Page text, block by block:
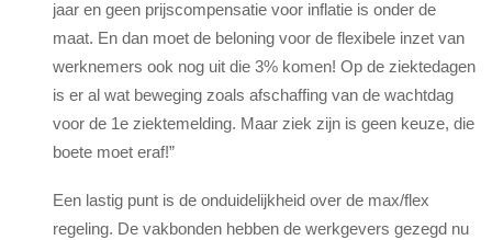
jaar en geen prijscompensatie voor inflatie is onder de
maat. En dan moet de beloning voor de flexibele inzet van
werknemers ook nog uit die 3% komen! Op de ziektedagen
is er al wat beweging zoals afschaffing van de wachtdag
voor de 1e ziektemelding. Maar ziek zijn is geen keuze, die
boete moet eraf!”
Een lastig punt is de onduidelijkheid over de max/flex
regeling. De vakbonden hebben de werkgevers gezegd nu